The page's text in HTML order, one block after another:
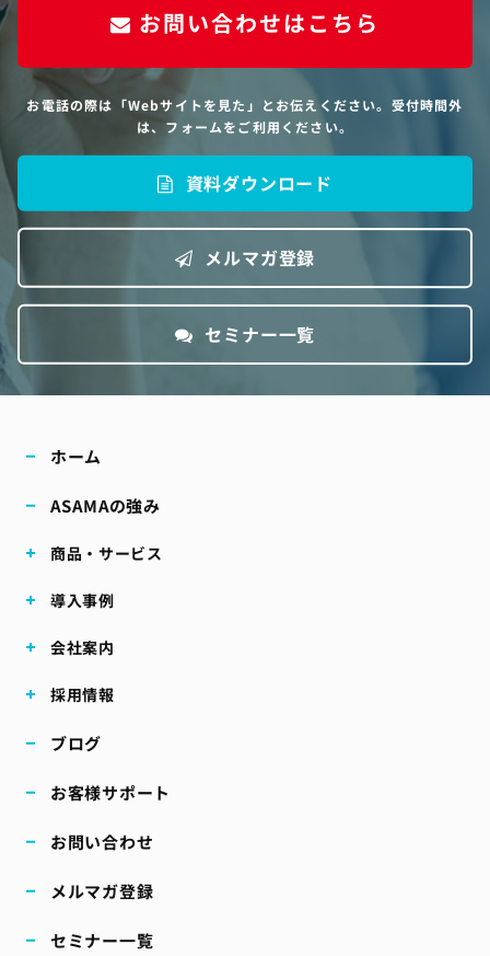
お問い合わせはこちら
お電話の際は「Webサイトを見た」とお伝えください。受付時間外
は、フォームをご利用ください。
資料ダウンロード
メルマガ登録
セミナー一覧
ホーム
ASAMAの強み
商品・サービス
導入事例
会社案内
採用情報
ブログ
お客様サポート
お問い合わせ
メルマガ登録
セミナー一覧